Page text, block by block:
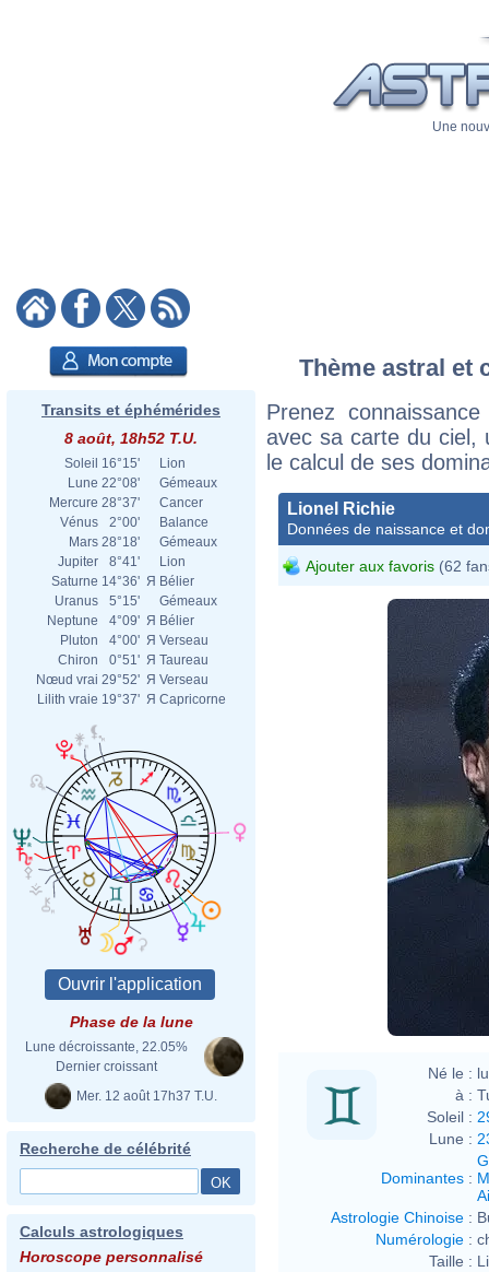
Une
Transits et éphémérides
8 août, 18h52 T.U.
Soleil 16°15'
Lion
Lune 22°08'
Gémeaux
Mercure 28°37'
Cancer
Vénus
2°00'
Balance
Mars 28°18'
Gémeaux
Jupiter
8°41'
Lion
Saturne 14°36' Я Bélier
Uranus
5°15'
Gémeaux
Neptune
4°09' Я Bélier
Pluton
4°00' Я Verseau
Chiron
0°51' Я Taureau
Nœud vrai 29°52' Я Verseau
Lilith vraie 19°37' Я Capricorne
Phase de la lune
Lune décroissante, 22.05%
Dernier croissant
Mer. 12 août 17h37 T.U.
Recherche de célébrité
Calculs astrologiques
Horoscope personnalisé
Thème astral et
Prenez
avec sa carte du ciel,
le calcul de ses
Lionel Richie
Données de naissance et
Ajouter aux favoris (62
Né le :
à :
Soleil :
Lune :
Dominantes :
Astrologie Chinoise :
Numérologie :
Taille :